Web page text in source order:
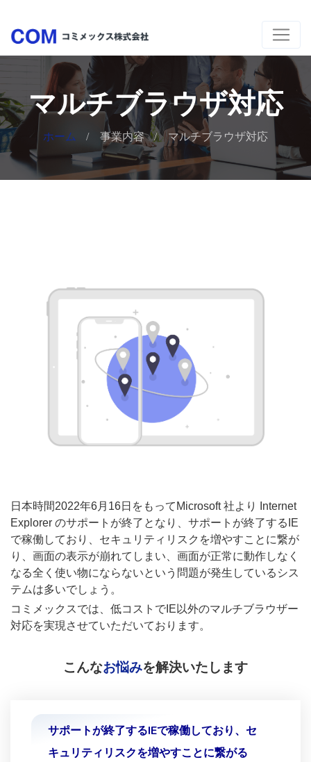
マルチブラウザ対応
ホーム 事業内容 マルチブラウザ対応
日本時間2022年6月16日をもってMicrosoft 社より Internet
Explorer のサポートが終了となり、サポートが終了するIE
で稼働しており、セキュリティリスクを増やすことに繋が
り、 画面の表示が崩れてしまい、画面が正常に動作しなく
なる全く使い物にならないという問題が発生しているシス
テムは多いでしょう。
コミメックスでは、低コストでIE以外のマルチブラウザー
対応を実現させていただいております。
こんなお悩みを解決いたします
サポートが終了するIEで稼働しており、セ
キュリティリスクを増やすことに繋がる